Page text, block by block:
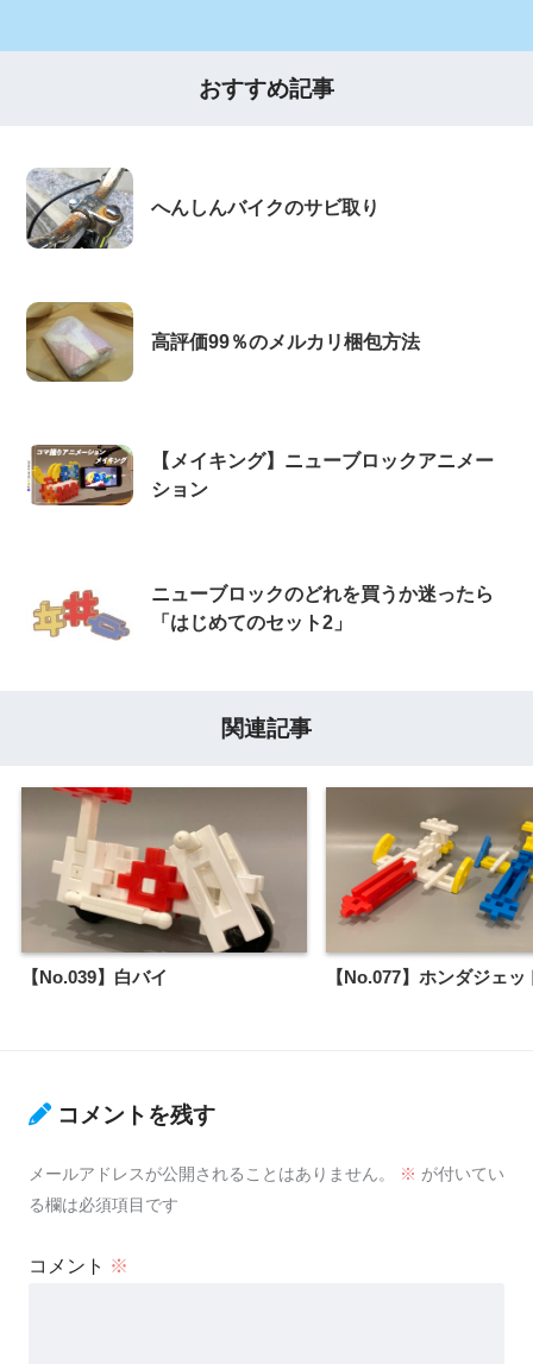
おすすめ記事
へんしんバイクのサビ取り
高評価99％のメルカリ梱包方法
【メイキング】ニューブロックアニメー
ション
ニューブロックのどれを買うか迷ったら
「はじめてのセット2」
関連記事
【No.039】白バイ 【No.077】ホンダジェッ
コメントを残す
メールアドレスが公開されることはありません。 ※ が付いてい
る欄は必須項目です
コメント ※